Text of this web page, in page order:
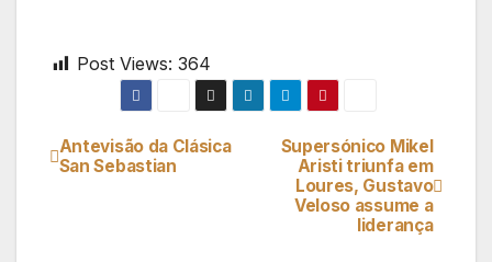
Post Views: 364
Navegação
Supersónico Mikel
Aristi triunfa em
Loures, Gustavo
Veloso assume a
liderança
Antevisão da Clásica
San Sebastian